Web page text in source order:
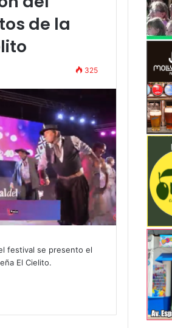
de la
325
festival se presento el
El Cielito.